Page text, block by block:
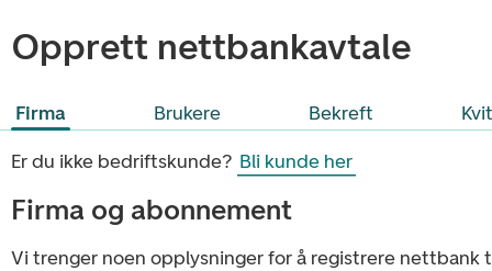
Opprett nettbankavtale
Firma Steg 1 av 4Brukere Steg 2 av 4Bekreft Steg 3 av 4
Er du ikke bedriftskunde? Bli kunde her
Firma og abonnement
Vi trenger noen opplysninger for å registrere nettbank